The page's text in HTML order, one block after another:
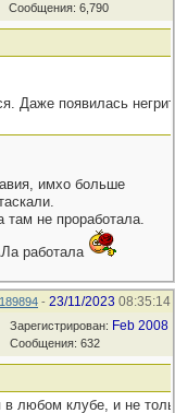
Сообщения: 6,790
Даже появилась
имхо больше
там не проработала.
работала
- 23/11/2023 08:35:14
Зарегистрирован: Feb 2008
Сообщения: 632
любом клубе, и не